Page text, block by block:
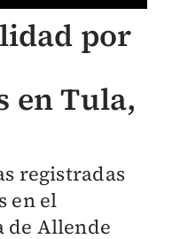
por
en Tula,
registradas
en el
de Allende